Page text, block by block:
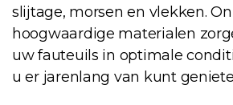
slijtage, morsen en vlekken.
hoogwaardige materialen
uw fauteuils in optimale
u er jarenlang van kunt